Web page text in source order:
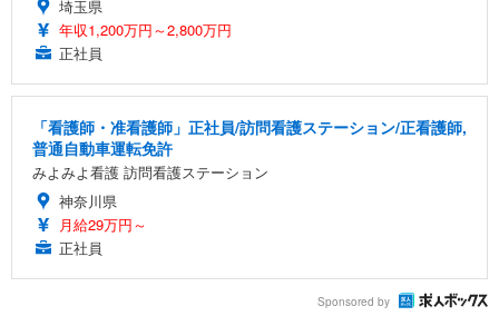
埼玉県
年収1,200万円～2,800万円
正社員
「看護師・准看護師」正社員/訪問看護ステーション/正看護師,
普通自動車運転免許
みよみよ看護 訪問看護ステーション
神奈川県
月給29万円～
正社員
Sponsored by